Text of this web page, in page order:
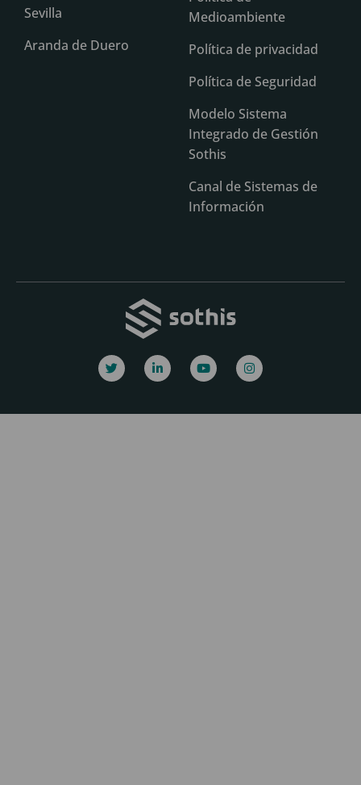
Sevilla
Aranda de Duero
Medioambiente
Política de privacidad
Política de Seguridad
Modelo Sistema
Integrado de Gestión
Sothis
Canal de Sistemas de
Información